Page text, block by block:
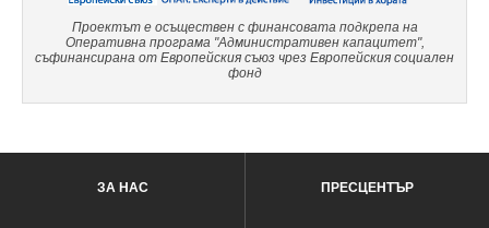
Проектът е осъществен с финансовата подкрепа на
Оперативна програма "Административен капацитет",
съфинансирана от Европейския съюз чрез Европейския социален
фонд
ЗА НАС ПРЕСЦЕНТЪР